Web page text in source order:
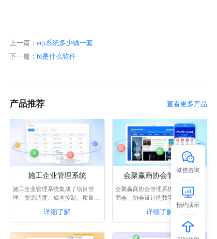
上一篇： erp系统多少钱一套
下一篇： bi是什么软件
产品推荐 查看更多产品
施工企业管理系统
施工企业管理系统集成了项目管
理、资源调度、成本控制、质量管
和协同作业，···详细了解
会聚赢商协会管理系统
会聚赢商协会管理系统是一款专为
商会、协会设计的数字化系统。该
系统具备门户生成、会员管理、供
需商机、内···详细了解
微信咨询
预约演示